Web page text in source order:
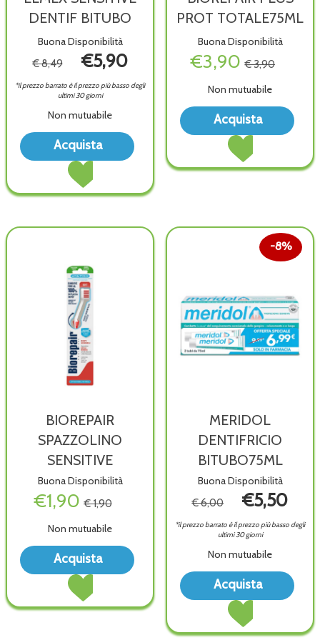
DENTIF BITUBO
Buona Disponibilità
€ 8,49 €5,90
*il prezzo barrato è il prezzo più basso degli
ultimi 30 giorni
Non mutuabile
Acquista
Acquista ELMEX
DENTIF
Acquista ELMEX
SENSITIVE
DENTIF
BITUBO alla
wishlist
PROT TOTALE75ML
Buona Disponibilità
€3,90 € 3,90
Non mutuabile
Acquista
Acquista BIOREPAIR
PROT
BIOREPAIR
SPAZZOLINO
SENSITIVE
Buona Disponibilità
€1,90 € 1,90
Non mutuabile
Acquista
Acquista BIOREPAIR
SENSITIVE al
Acquista BIOREPAIR
SENSITIVE alla
wishlist
MERIDOL
DENTIFRICIO
BITUBO75ML
Buona Disponibilità
8%
€ 6,00 €5,50
*il prezzo barrato è il prezzo più basso degli
ultimi 30 giorni
Non mutuabile
Acquista
Acquista MERIDOL
BITUBO75ML al